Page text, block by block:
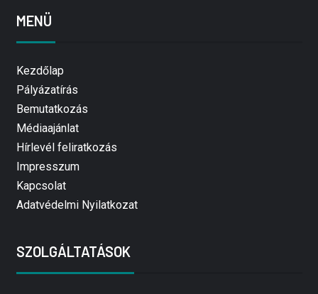
MENÜ
Kezdőlap
Pályázatírás
Bemutatkozás
Médiaajánlat
Hírlevél feliratkozás
Impresszum
Kapcsolat
Adatvédelmi Nyilatkozat
SZOLGÁLTATÁSOK